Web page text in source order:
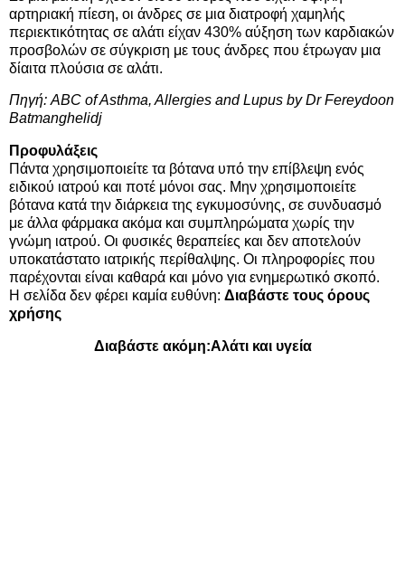
αρτηριακή πίεση, οι άνδρες σε μια διατροφή χαμηλής
περιεκτικότητας σε αλάτι είχαν 430% αύξηση των καρδιακών
προσβολών σε σύγκριση με τους άνδρες που έτρωγαν μια
δίαιτα πλούσια σε αλάτι.
Πηγή: ABC of Asthma, Allergies and Lupus by Dr Fereydoon
Batmanghelidj
Προφυλάξεις
Πάντα χρησιμοποιείτε τα βότανα υπό την επίβλεψη ενός
ειδικού ιατρού και ποτέ μόνοι σας. Μην χρησιμοποιείτε
βότανα κατά την διάρκεια της εγκυμοσύνης, σε συνδυασμό
με άλλα φάρμακα ακόμα και συμπληρώματα χωρίς την
γνώμη ιατρού. Οι φυσικές θεραπείες και δεν αποτελούν
υποκατάστατο ιατρικής περίθαλψης. Οι πληροφορίες που
παρέχονται είναι καθαρά και μόνο για ενημερωτικό σκοπό.
Η σελίδα δεν φέρει καμία ευθύνη: Διαβάστε τους όρους
χρήσης
Διαβάστε ακόμη:Αλάτι και υγεία